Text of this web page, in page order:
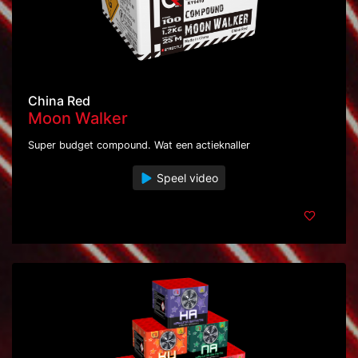
China Red
Moon Walker
Super budget compound. Wat een actieknaller
Speel video